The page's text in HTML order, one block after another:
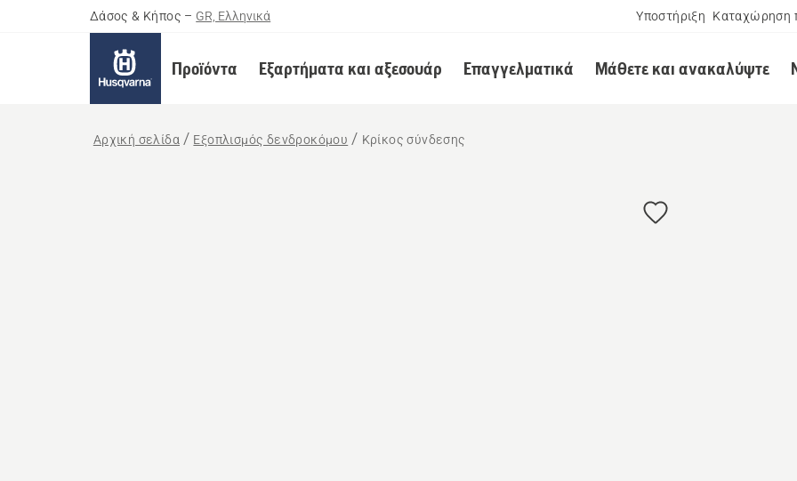
Δάσος & Κήπος – GR, Ελληνικά Υποστήριξη Καταχώρηση
Προϊόντα Εξαρτήματα και αξεσουάρ Επαγγελματικά Μάθετε και ανακαλύψτε
Αρχική σελίδα Εξοπλισμός δενδροκόμου Κρίκος σύνδεσης